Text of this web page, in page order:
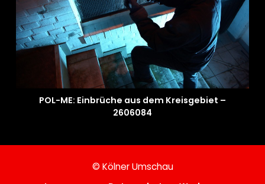
POL-ME: Einbrüche aus dem Kreisgebiet –
2606084
© Kölner Umschau